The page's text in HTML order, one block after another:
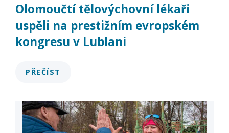
Olomoučtí tělovýchovní lékaři
uspěli na prestižním evropském
kongresu v Lublani
PŘEČÍST